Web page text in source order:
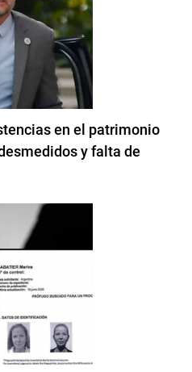
en el patrimonio
y falta de